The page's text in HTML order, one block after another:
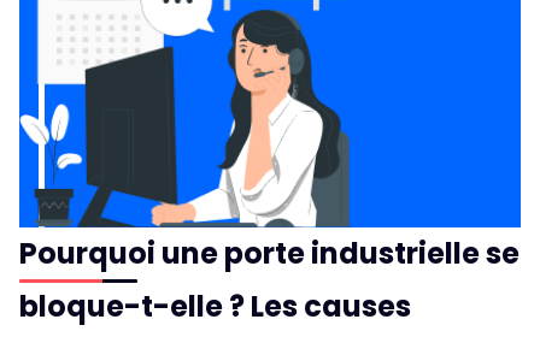
Pourquoi une porte industrielle se
bloque-t-elle ? Les causes